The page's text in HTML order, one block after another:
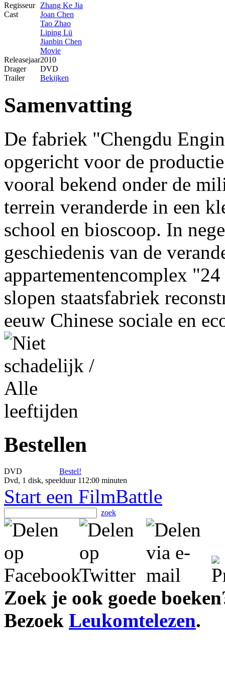
Regisseur
Zhang Ke Jia
Cast
Joan Chen
Tao Zhao
Liping Lü
Jianbin Chen
Movie
Releasejaar2010
Drager
DVD
Trailer
Bekijken
Samenvatting
De fabriek "Chengdu
opgericht voor de
vooral bekend onder de
terrein veranderde in een
school en bioscoop. In
geschiedenis van de
appartementencomplex
slopen staatsfabriek
eeuw Chinese sociale en
Bestellen
DVD
Bestel!
Dvd, 1 disk, speelduur 112:00 minuten
Start een FilmBattle
zoek
Zoek je ook goede
Bezoek Leukomtelezen.